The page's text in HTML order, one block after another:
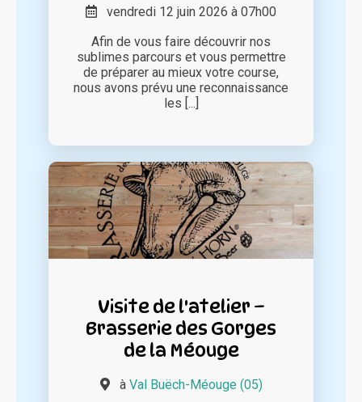
vendredi 12 juin 2026 à 07h00
Afin de vous faire découvrir nos
sublimes parcours et vous permettre
de préparer au mieux votre course,
nous avons prévu une reconnaissance
les [...]
Visite de l'atelier –
Brasserie des Gorges
de la Méouge
à Val Buëch-Méouge (05)